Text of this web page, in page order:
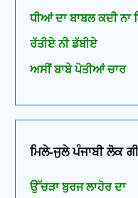
ਧੀਆਂ ਦਾ ਬਾਬਲ ਕਦੀ ਨਾ
ਰੱਤੀਏ ਨੀ ਡੱਬੀਏ
ਅਸੀਂ ਬਾਬੇ ਪੋਤੀਆਂ ਚਾਰ
ਮਿਲੇ-ਜੁਲੇ ਪੰਜਾਬੀ ਲੋਕ
ਉੱਚੜਾ ਬੁਰਜ ਲਾਹੋਰ ਦਾ